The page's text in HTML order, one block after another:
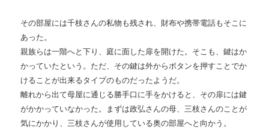
その部屋には千枝さんの私物も残され、財布や携帯電話もそこに
あった。
親族らは一階へと下り、庭に面した扉を開けた。そこも、鍵はか
かっていたという。ただ、その鍵は外からボタンを押すことでか
けることが出来るタイプのものだったようだ。
離れから出て母屋に通じる勝手口に手をかけると、その扉には鍵
がかかっていなかった。まずは政弘さんの母、三枝さんのことが
気にかかり、三枝さんが使用している奥の部屋へと向かう。